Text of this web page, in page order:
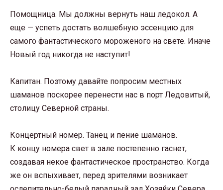
Помощница. Мы должны вернуть наш ледокол. А
еще — успеть достать волшебную эссенцию для
самого фантастического мороженого на свете. Иначе
Новый год никогда не наступит!
Капитан. Поэтому давайте попросим местных
шаманов поскорее перенести нас в порт Ледовитый,
столицу Северной страны.
Концертный номер. Танец и пение шаманов.
К концу номера свет в зале постепенно гаснет,
создавая некое фантастическое пространство. Когда
же он вспыхивает, перед зрителями возникает